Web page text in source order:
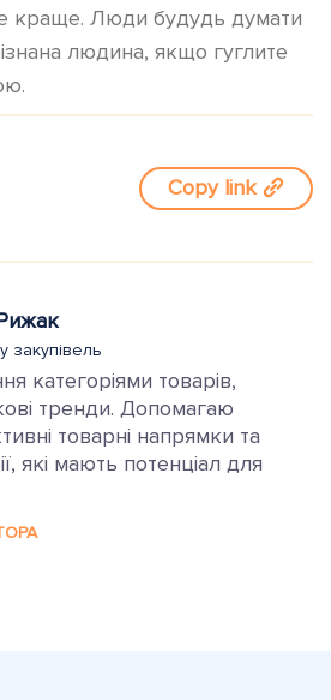
краще. Люди будудь думати
людина, якщо гуглите
Copy link
закупівель
категоріями товарів,
тренди. Допомагаю
товарні напрямки та
які мають потенціал для